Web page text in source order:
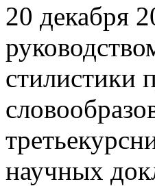
20 декабря
стилистики
научных